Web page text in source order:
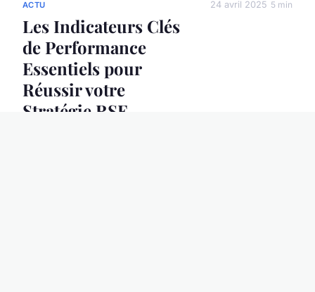
ACTU
Les Indicateurs Clés
de Performance
Essentiels pour
Réussir votre
Stratégie RSE
24 avril 2025 5 min